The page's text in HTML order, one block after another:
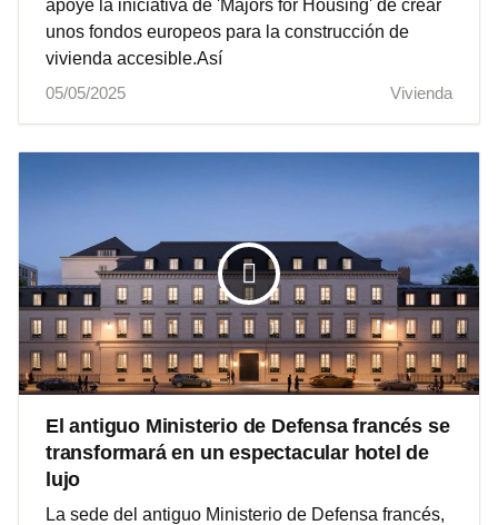
apoye la iniciativa de 'Majors for Housing' de crear
unos fondos europeos para la construcción de
vivienda accesible.Así
05/05/2025
Vivienda
El antiguo Ministerio de Defensa francés se
transformará en un espectacular hotel de
lujo
La sede del antiguo Ministerio de Defensa francés,